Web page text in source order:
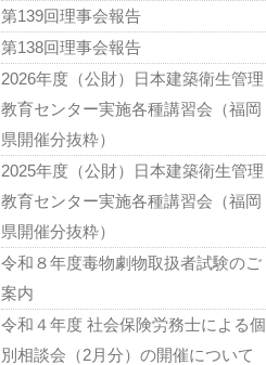
第139回理事会報告
第138回理事会報告
2026年度（公財）日本建築衛生管理
教育センター実施各種講習会（福岡
県開催分抜粋）
2025年度（公財）日本建築衛生管理
教育センター実施各種講習会（福岡
県開催分抜粋）
令和８年度毒物劇物取扱者試験のご
案内
令和４年度 社会保険労務士による個
別相談会（2月分）の開催について